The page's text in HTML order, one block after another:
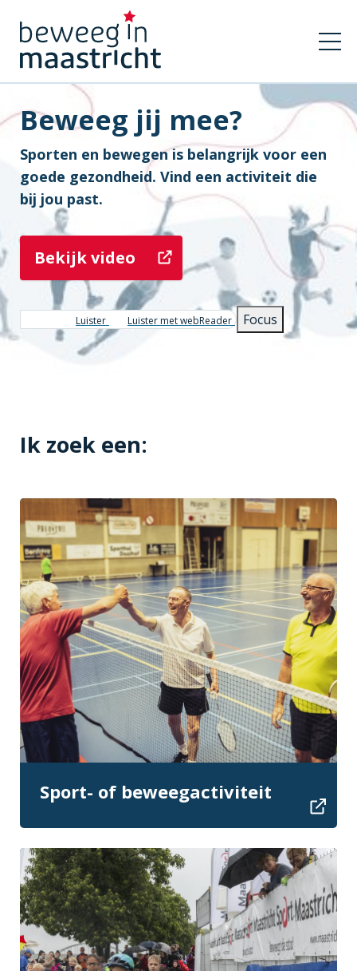
Beweeg jij mee?
Sporten en bewegen is belangrijk voor een
goede gezondheid. Vind een activiteit die
bij jou past.
Bekijk video
Luister Luister met webReader Focus
Ik zoek een:
Sport- of beweegactiviteit